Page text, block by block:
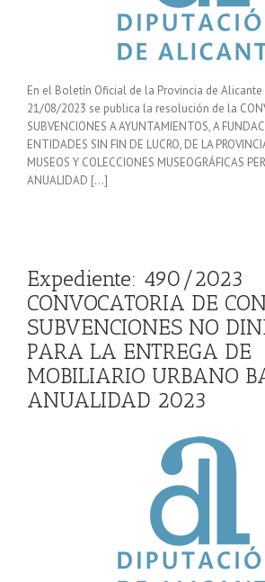
En el Boletín Oficial de la Provincia de Alicante
21/08/2023 se publica la resolución de la
SUBVENCIONES A AYUNTAMIENTOS, A
ENTIDADES SIN FIN DE LUCRO, DE LA
MUSEOS Y COLECCIONES MUSEOGRÁFICAS
ANUALIDAD […]
Expediente: 490/2023
CONVOCATORIA DE
SUBVENCIONES NO
PARA LA ENTREGA DE
MOBILIARIO URBANO
ANUALIDAD 2023